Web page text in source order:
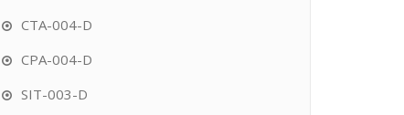
CTA-004-D
CPA-004-D
SIT-003-D